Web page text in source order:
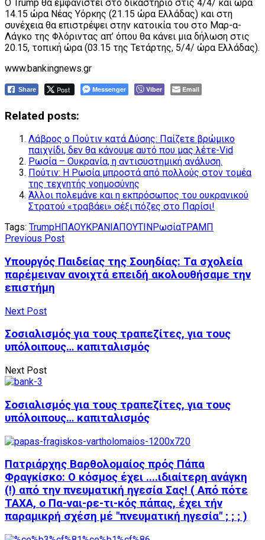
Ο Trump θα εμφανιστεί στο δικαστήριο στις 4/4/ και ώρα
14.15 ώρα Νέας Υόρκης (21.15 ώρα Ελλάδας) και στη
συνέχεια θα επιστρέψει στην κατοικία του στο Μαρ-α-
Λάγκο της Φλόριντας απ’ όπου θα κάνει μια δήλωση στις
20.15, τοπική ώρα (03.15 της Τετάρτης, 5/4/ ώρα Ελλάδας).
www.bankingnews.gr
Share Post Messenger Viber Email
Related posts:
Λάβρος ο Πούτιν κατά Δύσης: Παίζετε βρώμικο
παιχνίδι, δεν θα κάνουμε αυτό που μας λέτε-Vid
Ρωσία – Ουκρανία, η αντισυστημική ανάλυση.
Πούτιν: Η Ρωσία μπροστά από πολλούς στον τομέα
της τεχνητής νοημοσύνης
Άλλοι πολεμάνε και η εκπρόσωπος του ουκρανικού
Στρατού «τραβάει» σέξι πόζες στο Παρίσι!
Tags: TrumpΗΠΑΟΥΚΡΑΝΙΑΠΟΥΤΙΝ ΡωσίαΤΡΑΜΠ
Previous Post
Υπουργός Παιδείας της Σουηδίας: Τα σχολεία
παρέμειναν ανοιχτά επειδή ακολουθήσαμε την
επιστήμη
Next Post
Σοσιαλισμός για τους τραπεζίτες, για τους
υπόλοιπους… καπιταλισμός
Next Post
Σοσιαλισμός για τους τραπεζίτες, για τους
υπόλοιπους… καπιταλισμός
Πατριάρχης Βαρθολομαίος πρός Πάπα
Φραγκίσκο: Ο κόσμος έχει ....ιδιαίτερη ανάγκη
(!) από την πνευματική ηγεσία Σας! ( Από πότε
ΤΑΧΑ, ο Πα-ναι-ρε-τι-κός πάπας, έχει τήν
παραμικρή σχέση μέ "πνευματική ηγεσία" ; ; ; )